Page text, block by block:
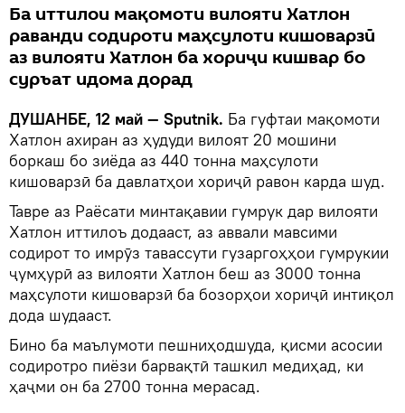
Ба иттилои мақомоти вилояти Хатлон
раванди содироти маҳсулоти кишоварзӣ
аз вилояти Хатлон ба хориҷи кишвар бо
суръат идома дорад
ДУШАНБЕ, 12 май — Sputnik. Ба гуфтаи мақомоти
Хатлон ахиран аз ҳудуди вилоят 20 мошини
боркаш бо зиёда аз 440 тонна маҳсулоти
кишоварзӣ ба давлатҳои хориҷӣ равон карда шуд.
Тавре аз Раёсати минтақавии гумрук дар вилояти
Хатлон иттилоъ додааст, аз аввали мавсими
содирот то имрӯз тавассути гузаргоҳҳои гумрукии
ҷумҳурӣ аз вилояти Хатлон беш аз 3000 тонна
маҳсулоти кишоварзӣ ба бозорҳои хориҷӣ интиқол
дода шудааст.
Бино ба маълумоти пешниҳодшуда, қисми асосии
содиротро пиёзи барвақтӣ ташкил медиҳад, ки
ҳаҷми он ба 2700 тонна мерасад.